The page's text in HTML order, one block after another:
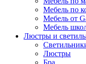
Мебель по
Мебель от
Мебель
Люстры и
Люстры
Бра